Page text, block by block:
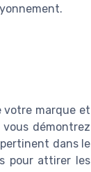
votre marque et
démontrez
dans le
pour attirer les